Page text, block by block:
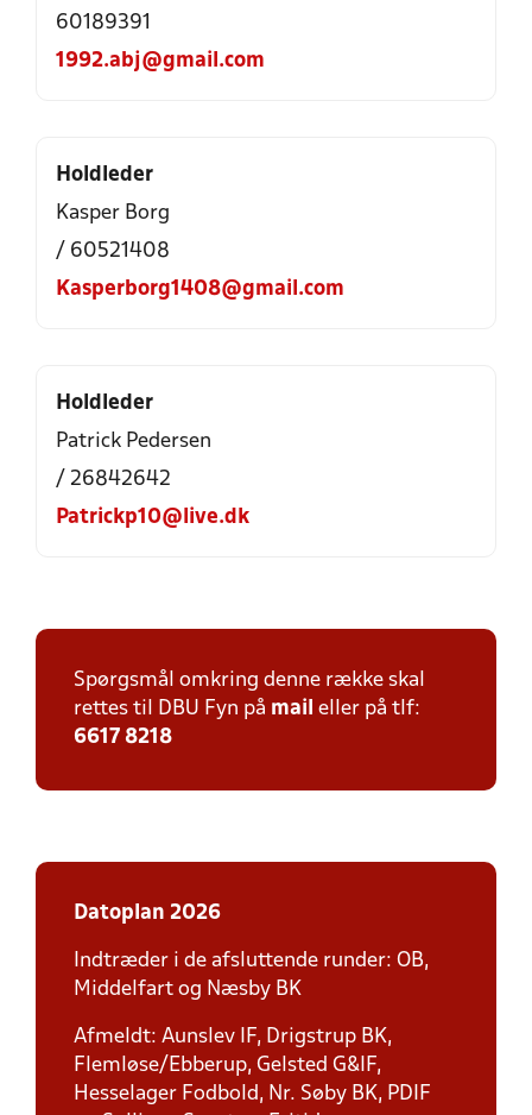
60189391
1992.abj@gmail.com
Holdleder
Kasper Borg
/ 60521408
Kasperborg1408@gmail.com
Holdleder
Patrick Pedersen
/ 26842642
Patrickp10@live.dk
Spørgsmål omkring denne række skal
rettes til DBU Fyn på mail eller på tlf:
6617 8218
Datoplan 2026
Indtræder i de afsluttende runder: OB,
Middelfart og Næsby BK
Afmeldt: Aunslev IF, Drigstrup BK,
Flemløse/Ebberup, Gelsted G&IF,
Hesselager Fodbold, Nr. Søby BK, PDIF